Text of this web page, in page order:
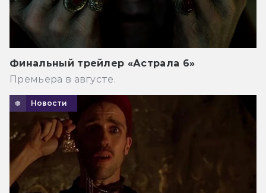
Финальный трейлер «Астрала 6»
Премьера в августе.
Новости